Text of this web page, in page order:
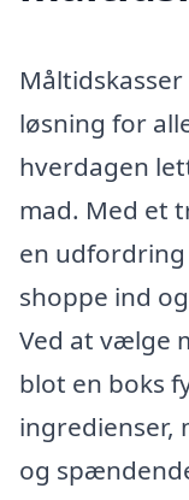
løsning for
hverdagen
mad. Med et
en
shoppe ind
Ved at vælge
blot en boks
ingredienser,
og